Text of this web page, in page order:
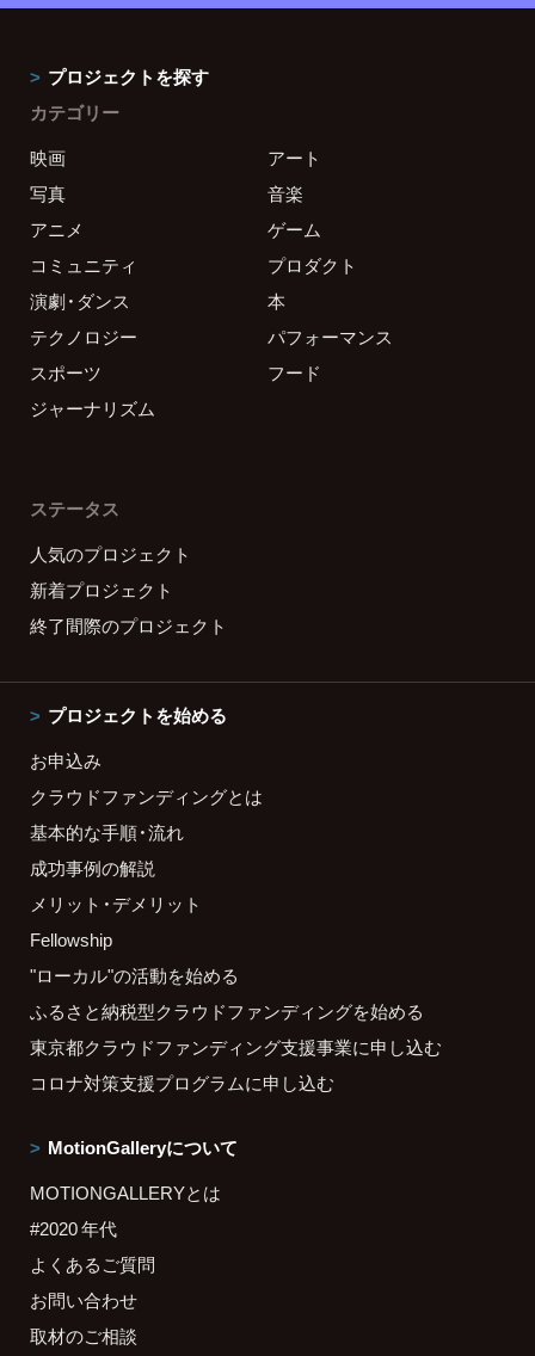
プロジェクトを探す
カテゴリー
映画
アート
写真
音楽
アニメ
ゲーム
コミュニティ
プロダクト
演劇・ダンス
本
テクノロジー
パフォーマンス
スポーツ
フード
ジャーナリズム
ステータス
人気のプロジェクト
新着プロジェクト
終了間際のプロジェクト
プロジェクトを始める
お申込み
クラウドファンディングとは
基本的な手順・流れ
成功事例の解説
メリット・デメリット
Fellowship
"ローカル"の活動を始める
ふるさと納税型クラウドファンディングを始める
東京都クラウドファンディング支援事業に申し込む
コロナ対策支援プログラムに申し込む
MotionGalleryについて
MOTIONGALLERYとは
#2020 年代
よくあるご質問
お問い合わせ
取材のご相談